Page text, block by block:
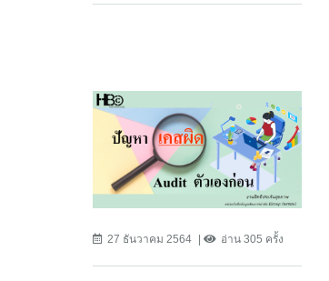
27 ธันวาคม 2564 อ่าน 305 ครั้ง